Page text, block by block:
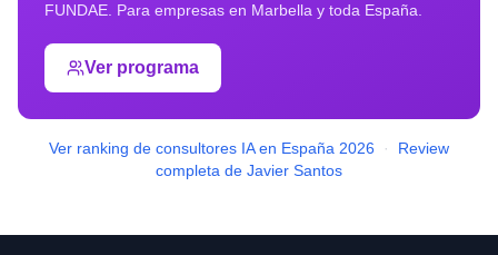
FUNDAE. Para empresas en Marbella y toda España.
Ver programa
Ver ranking de consultores IA en España 2026 ·
Review
completa de Javier Santos